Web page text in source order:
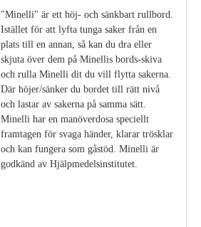
"Minelli" är ett höj- och sänkbart rullbord.
Istället för att lyfta tunga saker från en
plats till en annan, så kan du dra eller
skjuta över dem på Minellis bords-skiva
och rulla Minelli dit du vill flytta sakerna.
Där höjer/sänker du bordet till rätt nivå
och lastar av sakerna på samma sätt.
Minelli har en manöverdosa speciellt
framtagen för svaga händer, klarar trösklar
och kan fungera som gåstöd. Minelli är
godkänd av Hjälpmedelsinstitutet.